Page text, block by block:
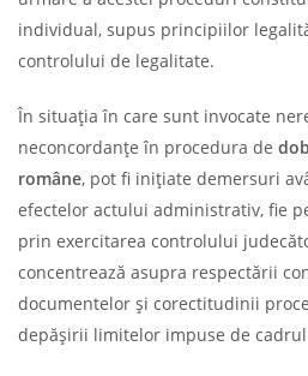
individual, supus principiilor
controlului de legalitate.
În situația în care sunt invocate
neconcordanțe în procedura de
române, pot fi inițiate demersuri
efectelor actului administrativ, fie
prin exercitarea controlului
concentrează asupra respectării
documentelor și corectitudinii
depășirii limitelor impuse de